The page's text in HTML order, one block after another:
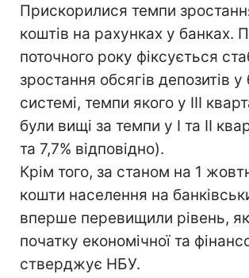
Прискорилися темпи
коштів на рахунках у банках.
поточного року фіксується
зростання обсягів депозитів у
системі, темпи якого у ІІІ
були вищі за темпи у І та ІІ
та 7,7% відповідно).
Крім того, за станом на 1
кошти населення на
вперше перевищили рівень,
початку економічної та
стверджує НБУ.